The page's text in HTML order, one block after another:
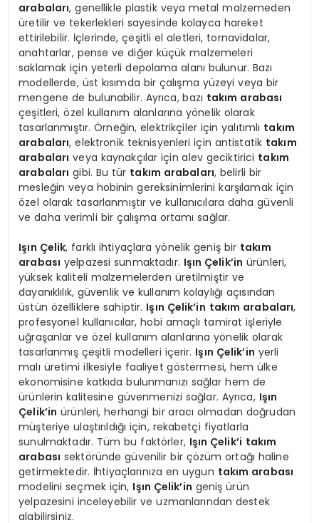
arabaları, genellikle plastik veya metal malzemeden
üretilir ve tekerlekleri sayesinde kolayca hareket
ettirilebilir. İçlerinde, çeşitli el aletleri, tornavidalar,
anahtarlar, pense ve diğer küçük malzemeleri
saklamak için yeterli depolama alanı bulunur. Bazı
modellerde, üst kısımda bir çalışma yüzeyi veya bir
mengene de bulunabilir. Ayrıca, bazı takım arabası
çeşitleri, özel kullanım alanlarına yönelik olarak
tasarlanmıştır. Örneğin, elektrikçiler için yalıtımlı takım
arabaları, elektronik teknisyenleri için antistatik takım
arabaları veya kaynakçılar için alev geciktirici takım
arabaları gibi. Bu tür takım arabaları, belirli bir
mesleğin veya hobinin gereksinimlerini karşılamak için
özel olarak tasarlanmıştır ve kullanıcılara daha güvenli
ve daha verimli bir çalışma ortamı sağlar.
Işın Çelik, farklı ihtiyaçlara yönelik geniş bir takım
arabası yelpazesi sunmaktadır. Işın Çelik’in ürünleri,
yüksek kaliteli malzemelerden üretilmiştir ve
dayanıklılık, güvenlik ve kullanım kolaylığı açısından
üstün özelliklere sahiptir. Işın Çelik’in takım arabaları,
profesyonel kullanıcılar, hobi amaçlı tamirat işleriyle
uğraşanlar ve özel kullanım alanlarına yönelik olarak
tasarlanmış çeşitli modelleri içerir. Işın Çelik’in yerli
malı üretimi ilkesiyle faaliyet göstermesi, hem ülke
ekonomisine katkıda bulunmanızı sağlar hem de
ürünlerin kalitesine güvenmenizi sağlar. Ayrıca, Işın
Çelik’in ürünleri, herhangi bir aracı olmadan doğrudan
müşteriye ulaştırıldığı için, rekabetçi fiyatlarla
sunulmaktadır. Tüm bu faktörler, Işın Çelik’i takım
arabası sektöründe güvenilir bir çözüm ortağı haline
getirmektedir. İhtiyaçlarınıza en uygun takım arabası
modelini seçmek için, Işın Çelik’in geniş ürün
yelpazesini inceleyebilir ve uzmanlarından destek
alabilirsiniz.